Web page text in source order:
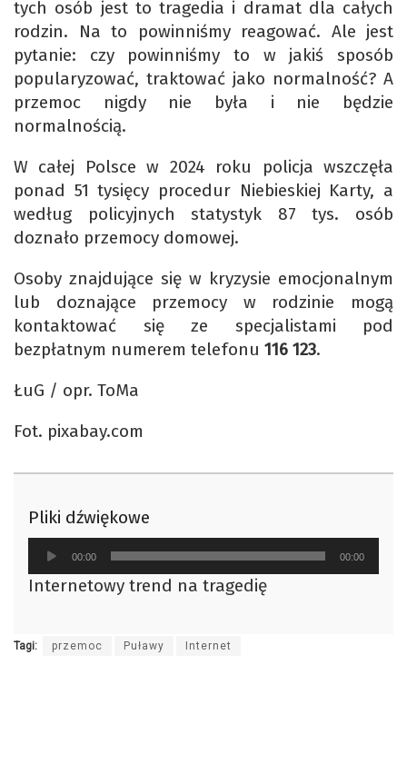
tych osób jest to tragedia i dramat dla całych
rodzin. Na to powinniśmy reagować. Ale jest
pytanie: czy powinniśmy to w jakiś sposób
popularyzować, traktować jako normalność? A
przemoc nigdy nie była i nie będzie
normalnością.
W całej Polsce w 2024 roku policja wszczęła
ponad 51 tysięcy procedur Niebieskiej Karty, a
według policyjnych statystyk 87 tys. osób
doznało przemocy domowej.
Osoby znajdujące się w kryzysie emocjonalnym
lub doznające przemocy w rodzinie mogą
kontaktować się ze specjalistami pod
bezpłatnym numerem telefonu 116 123.
ŁuG / opr. ToMa
Fot. pixabay.com
Pliki dźwiękowe
Odtwarzacz
plików
dźwiękowych
00:00 00:00
Internetowy trend na tragedię
Tagi: przemoc Puławy Internet